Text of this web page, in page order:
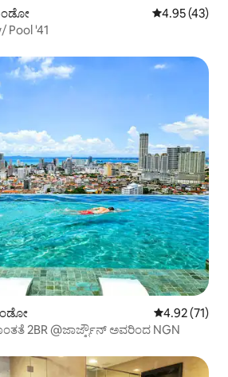
5 ರಲ್ಲಿ 4.95
4.95 (43)
'41
5 ರಲ್ಲಿ 4.92
4.92 (71)
2BR @ಜಾರ್ಜ್ಟೌನ್ ಅವರಿಂದ NGN